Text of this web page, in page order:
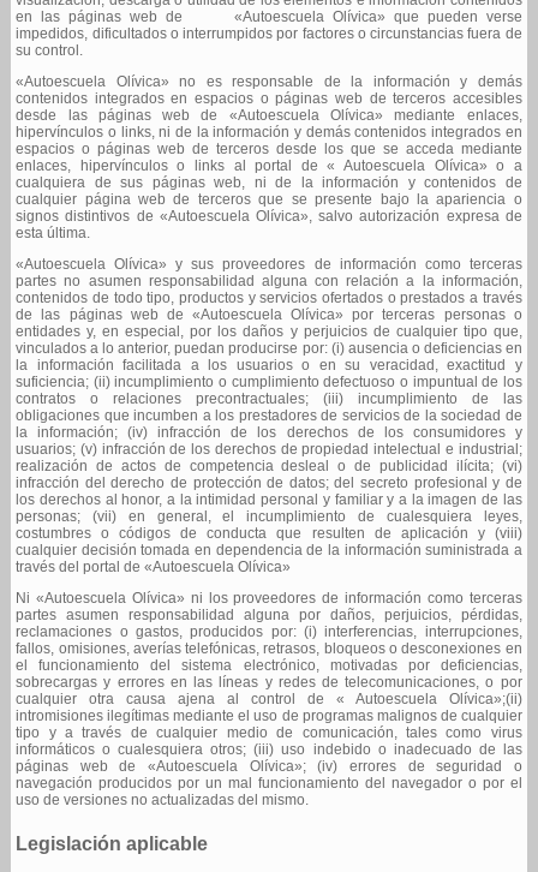
en las páginas web de «Autoescuela Olívica» que pueden verse
impedidos, dificultados o interrumpidos por factores o circunstancias fuera de
su control.
«Autoescuela Olívica» no es responsable de la información y demás
contenidos integrados en espacios o páginas web de terceros accesibles
desde las páginas web de «Autoescuela Olívica» mediante enlaces,
hipervínculos o links, ni de la información y demás contenidos integrados en
espacios o páginas web de terceros desde los que se acceda mediante
enlaces, hipervínculos o links al portal de « Autoescuela Olívica» o a
cualquiera de sus páginas web, ni de la información y contenidos de
cualquier página web de terceros que se presente bajo la apariencia o
signos distintivos de «Autoescuela Olívica», salvo autorización expresa de
esta última.
«Autoescuela Olívica» y sus proveedores de información como terceras
partes no asumen responsabilidad alguna con relación a la información,
contenidos de todo tipo, productos y servicios ofertados o prestados a través
de las páginas web de «Autoescuela Olívica» por terceras personas o
entidades y, en especial, por los daños y perjuicios de cualquier tipo que,
vinculados a lo anterior, puedan producirse por: (i) ausencia o deficiencias en
la información facilitada a los usuarios o en su veracidad, exactitud y
suficiencia; (ii) incumplimiento o cumplimiento defectuoso o impuntual de los
contratos o relaciones precontractuales; (iii) incumplimiento de las
obligaciones que incumben a los prestadores de servicios de la sociedad de
la información; (iv) infracción de los derechos de los consumidores y
usuarios; (v) infracción de los derechos de propiedad intelectual e industrial;
realización de actos de competencia desleal o de publicidad ilícita; (vi)
infracción del derecho de protección de datos; del secreto profesional y de
los derechos al honor, a la intimidad personal y familiar y a la imagen de las
personas; (vii) en general, el incumplimiento de cualesquiera leyes,
costumbres o códigos de conducta que resulten de aplicación y (viii)
cualquier decisión tomada en dependencia de la información suministrada a
través del portal de «Autoescuela Olívica»
Ni «Autoescuela Olívica» ni los proveedores de información como terceras
partes asumen responsabilidad alguna por daños, perjuicios, pérdidas,
reclamaciones o gastos, producidos por: (i) interferencias, interrupciones,
fallos, omisiones, averías telefónicas, retrasos, bloqueos o desconexiones en
el funcionamiento del sistema electrónico, motivadas por deficiencias,
sobrecargas y errores en las líneas y redes de telecomunicaciones, o por
cualquier otra causa ajena al control de « Autoescuela Olívica»;(ii)
intromisiones ilegítimas mediante el uso de programas malignos de cualquier
tipo y a través de cualquier medio de comunicación, tales como virus
informáticos o cualesquiera otros; (iii) uso indebido o inadecuado de las
páginas web de «Autoescuela Olívica»; (iv) errores de seguridad o
navegación producidos por un mal funcionamiento del navegador o por el
uso de versiones no actualizadas del mismo.
Legislación aplicable